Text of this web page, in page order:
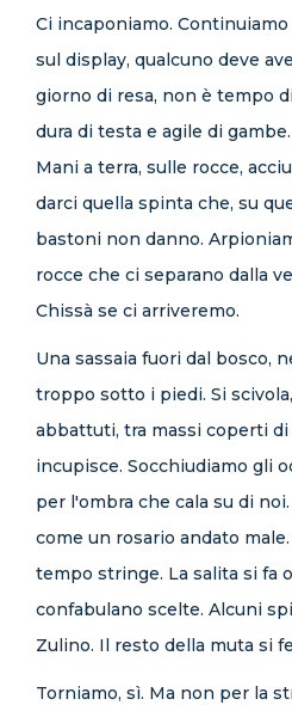
Ci incaponiamo. Continuiamo
sul display, qualcuno deve
giorno di resa, non è tempo
dura di testa e agile di
Mani a terra, sulle rocce,
darci quella spinta che, su
bastoni non danno.
rocce che ci separano dalla
Chissà se ci arriveremo.
Una sassaia fuori dal bosco,
troppo sotto i piedi. Si
abbattuti, tra massi coperti
incupisce. Socchiudiamo gli
per l'ombra che cala su di
come un rosario andato
tempo stringe. La salita si fa
confabulano scelte. Alcuni
Zulino. Il resto della muta si
Torniamo, sì. Ma non per la